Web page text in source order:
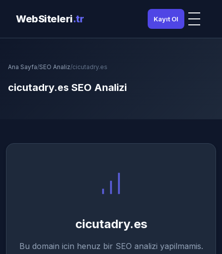
WebSiteleri.tr Kayıt Ol
Ana Sayfa/SEO Analiz/cicutadry.es
cicutadry.es SEO Analizi
cicutadry.es
Bu domain icin henuz bir SEO analizi yapilmamis.